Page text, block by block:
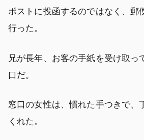
ポストに投函するのではなく、郵
行った。
兄が長年、お客の手紙を受け取っ
口だ。
窓口の女性は、慣れた手つきで、
くれた。